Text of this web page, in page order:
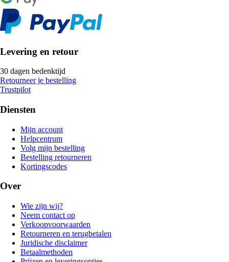
Levering en retour
30 dagen bedenktijd
Retourneer je bestelling
Trustpilot
Diensten
Mijn account
Helpcentrum
Volg mijn bestelling
Bestelling retourneren
Kortingscodes
Over
Wie zijn wij?
Neem contact op
Verkoopvoorwaarden
Retourneren en terugbetalen
Juridische disclaimer
Betaalmethoden